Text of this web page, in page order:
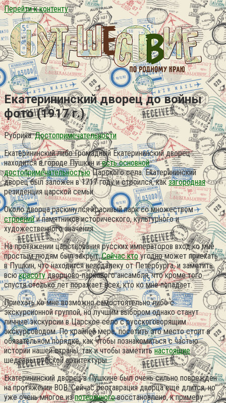
Перейти к контенту
Екатерининский дворец до войны
фото (1917 г.)
Рубрика: Достопримечательности
Екатерининский либо Громадный Екатерининский дворец
находится в городе Пушкин иесть основной
достопримечательностьюЦарского села. Екатерининский
дворец был заложен в 1717 году и строился, какзагородная
резиденция царской семьи.
Около дворца раскинулся красивый парк со множеством
строенийи памятников исторического, культурного и
художественного значения.
На протяжении царствования русских императоров вход ко мне
простым людям был закрыт.Сейчас ктоугодно может приехать
в Пушкин, что находится неподалеку от Петербурга, и заметить
всюкрасотудворцово-паркового ансамбля, что кроме того
спустя столько лет поражает всех, кто ко мне попадает.
Приехать ко мне возможно самостоятельно либо с
экскурсионной группой, но лучшим выбором однако станут
личные экскурсии в Царское село с русскоговорящим
экскурсоводом. По крайней мере, посетить это место стоит в
обязательном порядке, как чтобы познакомиться с частью
истории нашей страны, так и чтобы заметитьнастоящие
шедевры русской архитектуры.
Екатерининский дворец в Пушкине был очень сильно повреждён
на протяжении ВОВ. Сейчас реставрация дворца ещё длится, но
уже очень многое изпотерянноговосстановлено, к примеру